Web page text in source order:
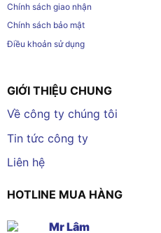
Chính sách giao nhận
Chính sách bảo mật
Điều khoản sử dụng
GIỚI THIỆU CHUNG
Về công ty chúng tôi
Tin tức công ty
Liên hệ
HOTLINE MUA HÀNG
Mr Lâm